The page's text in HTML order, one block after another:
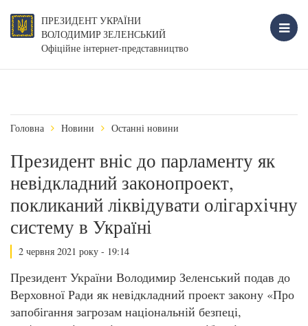
ПРЕЗИДЕНТ УКРАЇНИ
ВОЛОДИМИР ЗЕЛЕНСЬКИЙ
Офіційне інтернет-представництво
Головна Новини Останні новини
Президент вніс до парламенту як
невідкладний законопроект,
покликаний ліквідувати олігархічну
систему в Україні
2 червня 2021 року - 19:14
Президент України Володимир Зеленський подав до
Верховної Ради як невідкладний проект закону «Про
запобігання загрозам національній безпеці,